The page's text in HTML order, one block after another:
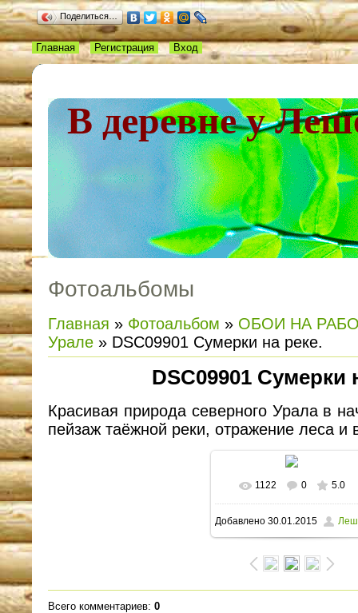
Поделиться…
В деревне у
Главная Регистрация Вход
Фотоальбомы
Главная » Фотоальбом » ОБОИ НА
Урале » DSC09901 Сумерки на реке.
DSC09901 Сумерки
Красивая природа северного Урала в
пейзаж таёжной реки, отражение леса и
В реальном размере
1600x1064/ 172.2Kb
1122 0 5.0
Добавлено30.01.2015
Всего комментариев: 0